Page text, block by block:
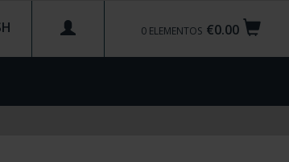
€0.00
0 ELEMENTOS